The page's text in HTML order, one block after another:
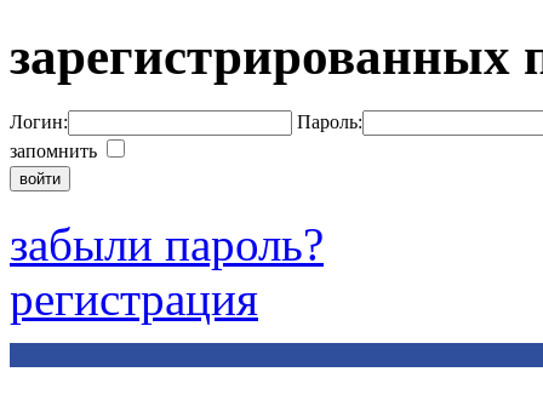
зарегистрированных
Логин:
Пароль:
запомнить
забыли пароль?
регистрация